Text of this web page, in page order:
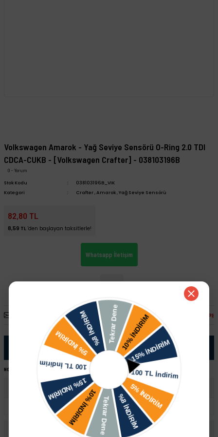
Volkswagen Amarok - Yağ Seviye Sensörü O-Ring 2.0 TDI
CDCA-CUKB - [Volkswagen Crafter] - 038103196B
0 - Yorum
Stok Kodu
038103196B_VIK
Kategori
Crafter,Amarok,Yağ Seviye Sensörü
82,80 TL
8,59 TL 'den başlayan taksitlerle!
Whatsapp İletişim
Fiyatı Düşünce Haber Ver Paylaş
NOT: Ürünü satın almadan önce şase numaranız ile sipariş hattımızdan kontrol ettirmeniz tavsiye edilir.
Volkswagen
Amarok Crafter
UYUMLU OEM